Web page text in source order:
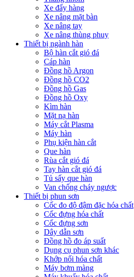
Xe đẩy hàng
Xe nâng mặt bàn
Xe nâng tay
Xe nâng thùng phuy
Thiết bị ngành hàn
Bộ hàn cắt gió đá
Cáp hàn
Đồng hồ Argon
Đồng hồ CO2
Đồng hồ Gas
Đồng hồ Oxy
Kìm hàn
Mặt nạ hàn
Máy cắt Plasma
Máy hàn
Phụ kiện hàn cắt
Que hàn
Rùa cắt gió đá
Tay hàn cắt gió đá
Tủ sấy que hàn
Van chống cháy ngược
Thiết bị phun sơn
Cốc đo độ đậm đặc hóa chất
Cốc đựng hóa chất
Cốc đựng sơn
Dây dẫn sơn
Đồng hồ đo áp suất
Dụng cụ phun sơn khác
Khớp nối hóa chất
Máy bơm màng